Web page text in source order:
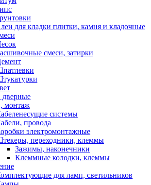
для кладки плитки, камня и кладочные
смеси, затирки
дверные
монтаж
системы
провода
электромонтажные
переходники, клеммы
Зажимы, наконечники
Клеммные колодки, клеммы
для ламп, светильников